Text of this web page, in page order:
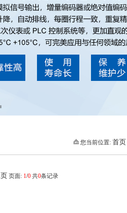
您当前位置: 首页
页面: 1/0 共0条记录